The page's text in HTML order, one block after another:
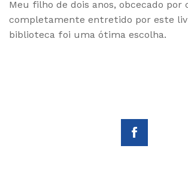
Meu filho de dois anos, obcecado por
completamente entretido por este
biblioteca foi uma ótima escolha.